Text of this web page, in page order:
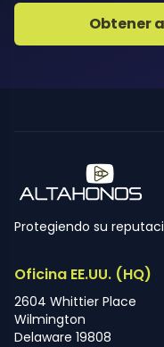
Obtener
Protegiendo su
Oficina EE.UU. (HQ)
2604 Whittier Place
Wilmington
Delaware 19808